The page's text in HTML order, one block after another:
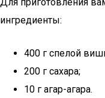
ингредиенты:
400 г спелой
200 г сахара;
10 г агар-агара.